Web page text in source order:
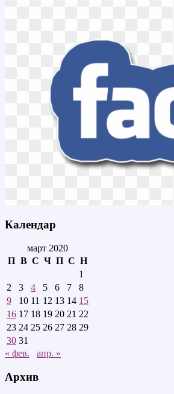
Календар
март 2020
П В С Ч П С Н
1
2
3 4 5 6 7
8
9
10 11 12 13 14 15
16 17 18 19 20 21 22
23 24 25 26 27 28 29
30 31
« фев.
апр. »
Архив